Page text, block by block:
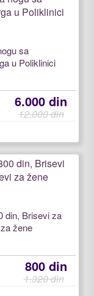
sa
u Poliklinici
6.000 din
12.000 din
din, Brisevi za
žene
800 din
1.320 din